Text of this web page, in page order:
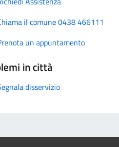
il comune 0438 466111
un appuntamento
in città
disservizio